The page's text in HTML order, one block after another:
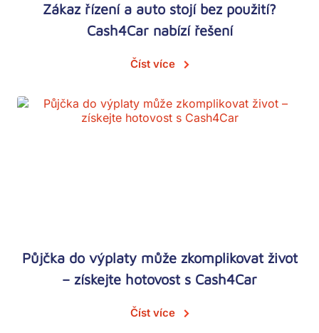
Zákaz řízení a auto stojí bez použití?
Cash4Car nabízí řešení
Číst více
Půjčka do výplaty může zkomplikovat život
– získejte hotovost s Cash4Car
Číst více